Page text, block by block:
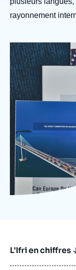
rayonnement
Image
d'en-
tête
L'Ifri en chiffres